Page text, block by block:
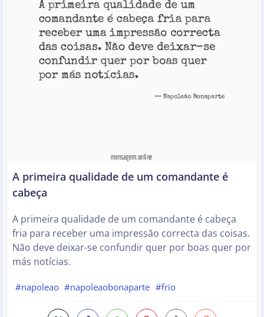
A primeira qualidade de um comandante é
cabeça
A primeira qualidade de um comandante é cabeça
fria para receber uma impressão correcta das coisas.
Não deve deixar-se confundir quer por boas quer por
más notícias.
#napoleao #napoleaobonaparte #frio